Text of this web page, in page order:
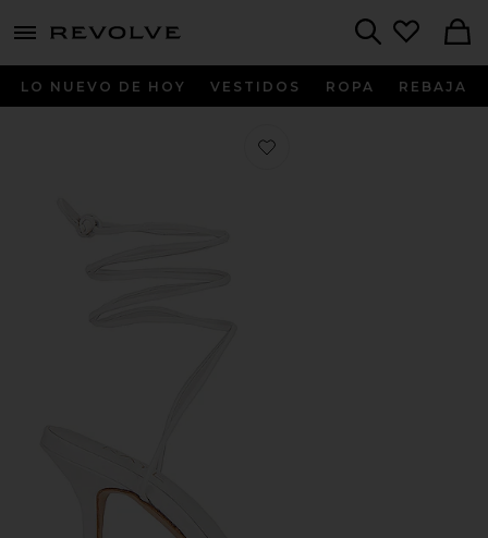
menu - shows more content
LO NUEVO DE HOY VESTIDOS ROPA REBAJA
Favorito TACÓN KAMALA